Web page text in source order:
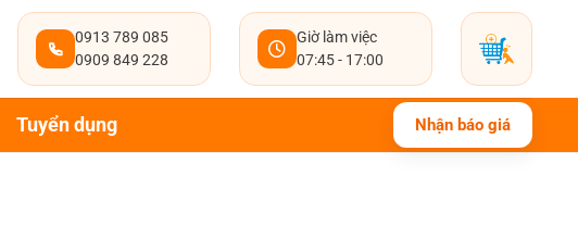
0913 789 085
0909 849 228
Giờ làm việc
07:45 - 17:00
Tuyển dụng Nhận báo giá